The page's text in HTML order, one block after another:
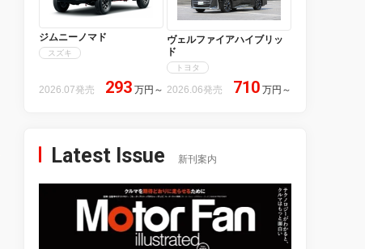
ジムニーノマド
スズキ
2026.07発売 293 万円 ～
ヴェルファイアハイブリッ
ド
トヨタ
2026.06発売 710 万円 ～
Latest Issue 新刊案内